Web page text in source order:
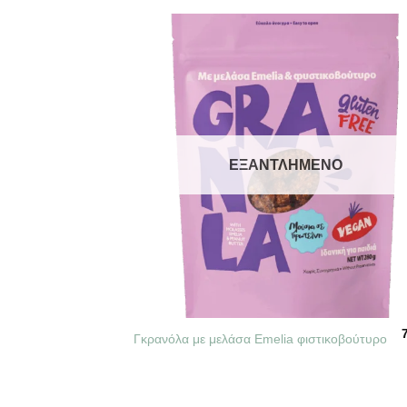
ΕΞΑΝΤΛΗΜΈΝΟ
Γκρανόλα με μελάσα Emelia φιστικοβούτυρο